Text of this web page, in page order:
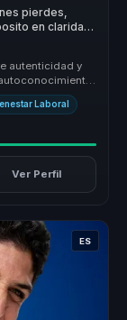
pierdes,
en claridad
autenticidad y
Laboral
Ver Perfil
ES